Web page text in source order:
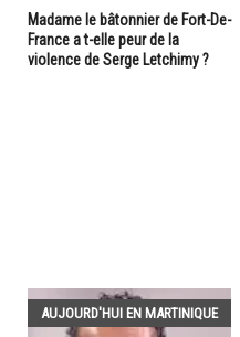
Madame le bâtonnier de Fort-De-
France a t-elle peur de la
violence de Serge Letchimy ?
AUJOURD'HUI EN MARTINIQUE